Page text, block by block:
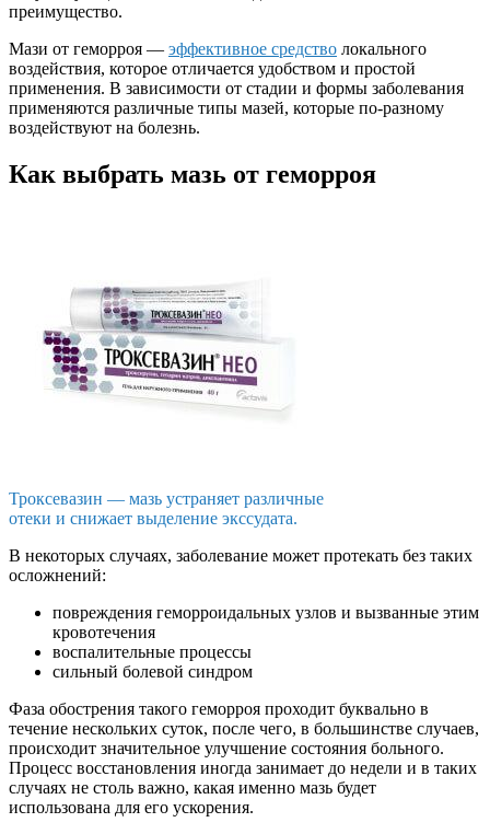
преимущество.
Мази от геморроя — эффективное средство локального
воздействия, которое отличается удобством и простой
применения. В зависимости от стадии и формы заболевания
применяются различные типы мазей, которые по-разному
воздействуют на болезнь.
Как выбрать мазь от геморроя
Троксевазин — мазь устраняет различные
отеки и снижает выделение экссудата.
В некоторых случаях, заболевание может протекать без таких
осложнений:
повреждения геморроидальных узлов и вызванные этим
кровотечения
воспалительные процессы
сильный болевой синдром
Фаза обострения такого геморроя проходит буквально в
течение нескольких суток, после чего, в большинстве случаев,
происходит значительное улучшение состояния больного.
Процесс восстановления иногда занимает до недели и в таких
случаях не столь важно, какая именно мазь будет
использована для его ускорения.